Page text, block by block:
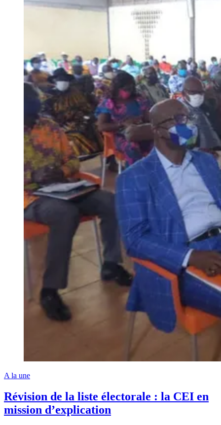
A la une
Révision de la liste électorale : la CEI en
mission d’explication